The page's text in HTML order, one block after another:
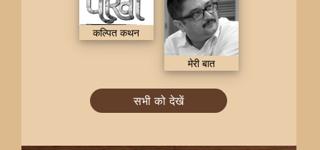
कल्पित कथन
मेरी बात
सभी को देखें